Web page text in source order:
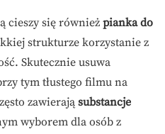
cieszy się również pianka do
strukturze korzystanie z
Skutecznie usuwa
tym tłustego filmu na
zawierają substancje
wyborem dla osób z